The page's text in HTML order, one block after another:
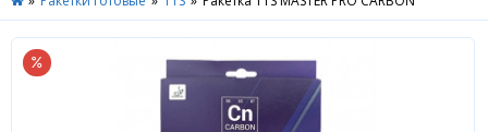
Москва
Дилеры